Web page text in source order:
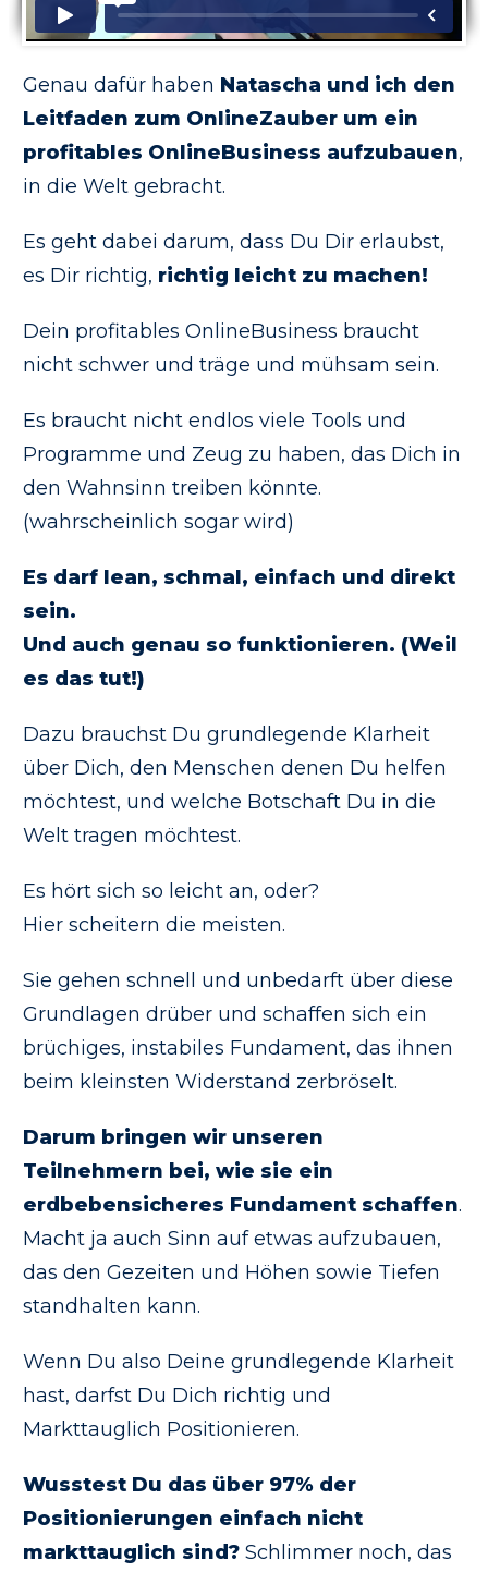
Genau dafür haben Natascha und ich den
Leitfaden zum OnlineZauber um ein
profitables OnlineBusiness aufzubauen,
in die Welt gebracht.
Es geht dabei darum, dass Du Dir erlaubst,
es Dir richtig, richtig leicht zu machen!
Dein profitables OnlineBusiness braucht
nicht schwer und träge und mühsam sein.
Es braucht nicht endlos viele Tools und
Programme und Zeug zu haben, das Dich in
den Wahnsinn treiben könnte.
(wahrscheinlich sogar wird)
Es darf lean, schmal, einfach und direkt
sein.
Und auch genau so funktionieren. (Weil
es das tut!)
Dazu brauchst Du grundlegende Klarheit
über Dich, den Menschen denen Du helfen
möchtest, und welche Botschaft Du in die
Welt tragen möchtest.
Es hört sich so leicht an, oder?
Hier scheitern die meisten.
Sie gehen schnell und unbedarft über diese
Grundlagen drüber und schaffen sich ein
brüchiges, instabiles Fundament, das ihnen
beim kleinsten Widerstand zerbröselt.
Darum bringen wir unseren
Teilnehmern bei, wie sie ein
erdbebensicheres Fundament schaffen.
Macht ja auch Sinn auf etwas aufzubauen,
das den Gezeiten und Höhen sowie Tiefen
standhalten kann.
Wenn Du also Deine grundlegende Klarheit
hast, darfst Du Dich richtig und
Markttauglich Positionieren.
Wusstest Du das über 97% der
Positionierungen einfach nicht
markttauglich sind? Schlimmer noch, das